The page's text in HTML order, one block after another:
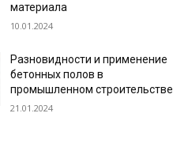
материала
10.01.2024
Разновидности и применение
бетонных полов в
промышленном строительстве
21.01.2024